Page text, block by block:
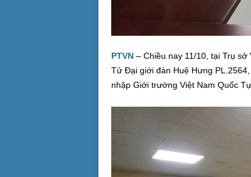
PTVN– Chiều nay 11/10, tại Trụ sở
Tử Đại giới đàn Huệ Hưng
nhập Giới trường Việt Nam Quốc